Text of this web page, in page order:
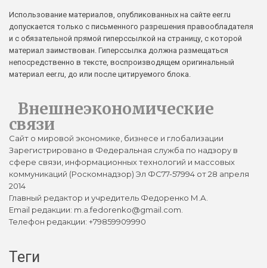
Использование материалов, опубликованных на сайте eer.ru
допускается только с письменного разрешения правообладателя
и с обязательной прямой гиперссылкой на страницу, с которой
материал заимствован. Гиперссылка должна размещаться
непосредственно в тексте, воспроизводящем оригинальный
материал eer.ru, до или после цитируемого блока.
Внешнеэкономические
связи
Сайт о мировой экономике, бизнесе и глобализации
Зарегистрировано в Федеральная служба по надзору в
сфере связи, информационных технологий и массовых
коммуникаций (Роскомнадзор) Эл ФС77-57994 от 28 апреля
2014
Главный редактор и учредитель Федоренко М.А.
Email редакции: m.a.fedorenko@gmail.com.
Телефон редакции: +79859909990
Теги